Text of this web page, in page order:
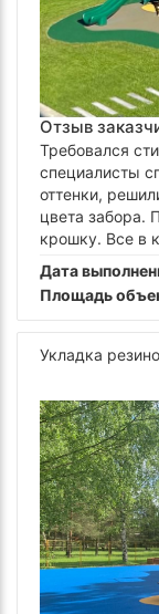
Отзыв
Требовался
специалисты
оттенки,
цвета забора.
крошку. Все в
Дата
Площадь
Укладка